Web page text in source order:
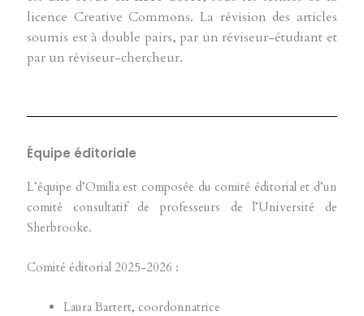
licence Creative Commons. La révision des articles
soumis est à double pairs, par un réviseur-étudiant et
par un réviseur-chercheur.
Équipe éditoriale
L’équipe d’Omilia est composée du comité éditorial et d’un
comité consultatif de professeurs de l’Université de
Sherbrooke.
Comité éditorial 2025-2026 :
Laura Bartert, coordonnatrice